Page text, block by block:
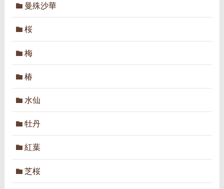
曼殊沙華
桜
梅
椿
水仙
牡丹
紅葉
芝桜